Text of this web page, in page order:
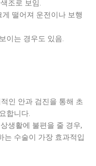
조로 보임.
떨어져 운전이나 보행
이는 경우도 있음.
인 안과 검진을 통해 초
합니다.
생활에 불편을 줄 경우,
는 수술이 가장 효과적입